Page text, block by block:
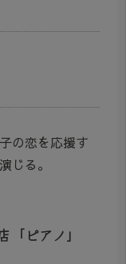
の恋を応援す
じる。
ピアノ」